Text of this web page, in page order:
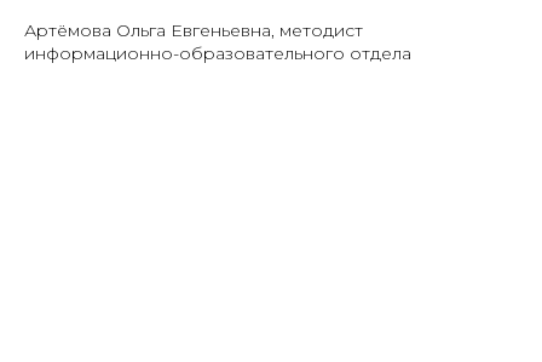
Артёмова Ольга Евгеньевна, методист
информационно-образовательного отдела